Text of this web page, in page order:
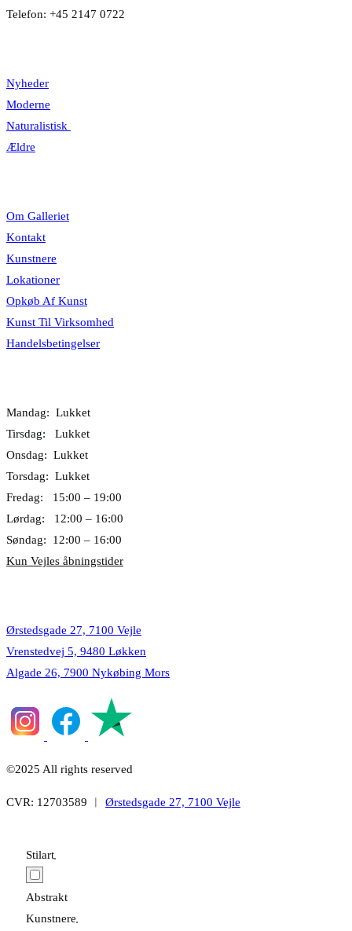
Telefon: +45 2147 0722
Nyheder
Moderne
Naturalistisk
Ældre
Om Galleriet
Kontakt
Kunstnere
Lokationer
Opkøb Af Kunst
Kunst Til Virksomhed
Handelsbetingelser
Mandag: Lukket
Tirsdag: Lukket
Onsdag: Lukket
Torsdag: Lukket
Fredag: 15:00 – 19:00
Lørdag: 12:00 – 16:00
Søndag: 12:00 – 16:00
Kun Vejles åbningstider
Ørstedsgade 27, 7100 Vejle
Vrenstedvej 5, 9480 Løkken
Algade 26, 7900 Nykøbing Mors
©2025 All rights reserved
CVR: 12703589 ︱ Ørstedsgade 27, 7100 Vejle
Stilart
Abstrakt
Kunstnere